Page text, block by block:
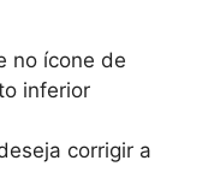
no ícone de
inferior
corrigir a